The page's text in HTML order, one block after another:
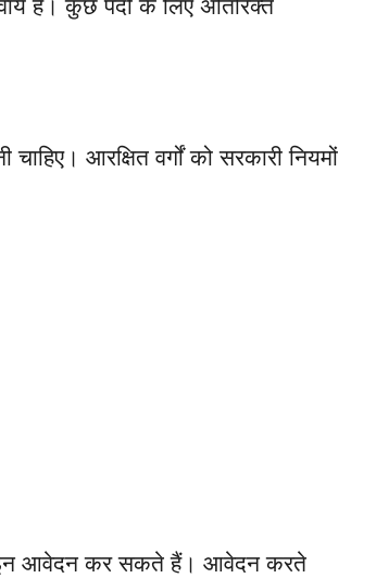
है। कुछ पदों के लिए अतिरिक्त
आरक्षित वर्गों को सरकारी नियमों
आवेदन कर सकते हैं। आवेदन करते